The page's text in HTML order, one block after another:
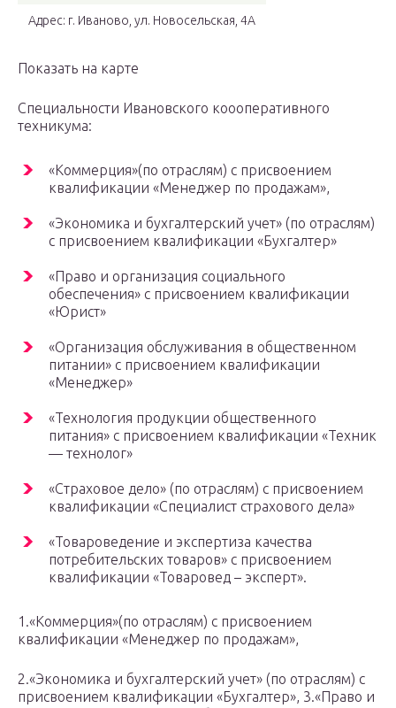
Адрес: г. Иваново, ул. Новосельская, 4А
Показать на карте
Специальности Ивановского коооперативного
техникума:
«Коммерция»(по отраслям) с присвоением
квалификации «Менеджер по продажам»,
«Экономика и бухгалтерский учет» (по отраслям)
с присвоением квалификации «Бухгалтер»
«Право и организация социального
обеспечения» с присвоением квалификации
«Юрист»
«Организация обслуживания в общественном
питании» с присвоением квалификации
«Менеджер»
«Технология продукции общественного
питания» с присвоением квалификации «Техник
— технолог»
«Страховое дело» (по отраслям) с присвоением
квалификации «Специалист страхового дела»
«Товароведение и экспертиза качества
потребительских товаров» с присвоением
квалификации «Товаровед – эксперт».
1.«Коммерция»(по отраслям) с присвоением
квалификации «Менеджер по продажам»,
2.«Экономика и бухгалтерский учет» (по отраслям) с
присвоением квалификации «Бухгалтер», 3.«Право и